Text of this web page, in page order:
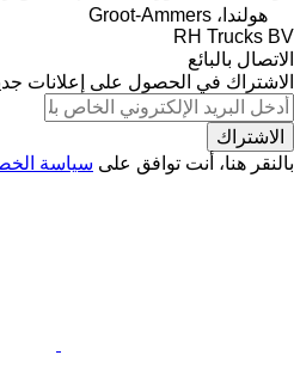
هولندا، Groot-Ammers
RH Trucks BV
الاتصال بالبائع
الاشتراك في الحصول على إعلانات
الاشتراك
بالنقر هنا، أنت توافق على سياسة